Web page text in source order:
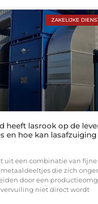
ZAKELIJKE
heeft lasrook op de
en hoe kan
uit een combinatie van fijne
die zich
door een
vervuiling niet direct wordt